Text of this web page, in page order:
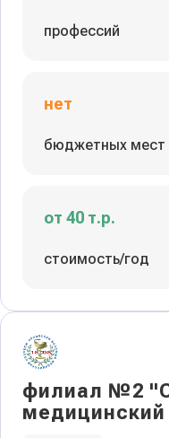
профессий
нет
бюджетных мест
от 40 т.р.
стоимость/год
филиал №2